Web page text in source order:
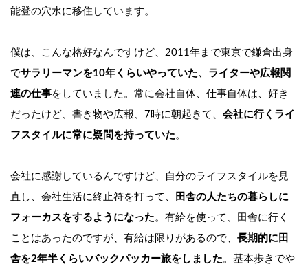
能登の穴水に移住しています。
僕は、こんな格好なんですけど、2011年まで東京で鎌倉出身
でサラリーマンを10年くらいやっていた、ライターや広報関
連の仕事をしていました。常に会社自体、仕事自体は、好き
だったけど、書き物や広報、7時に朝起きて、 会社に行くライ
フスタイルに常に疑問を持っていた 。
会社に感謝しているんですけど、自分のライフスタイルを見
直し、会社生活に終止符を打って、
田舎の人たちの暮らしに
フォーカスをするようになった 。有給を使って、田舎に行く
ことはあったのですが、有給は限りがあるので、 長期的に田
舎を2年半くらいバックパッカー旅をしました 。基本歩きでや